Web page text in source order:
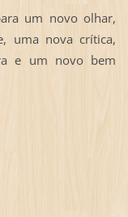
um novo olhar,
uma nova crítica,
e um novo bem